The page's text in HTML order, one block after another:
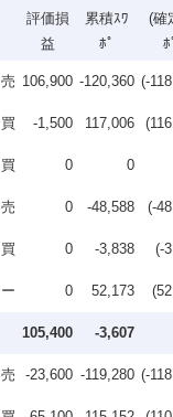
評価損
益
累積ｽﾜ
ﾎﾟ
(確
ﾎ
売 106,900 -120,360 (-
買 -1,500 117,006
買 0 0
売 0 -48,588 (-
買 0 -3,838 (-
ー 0 52,173
105,400 -3,607
売 -23,600 -119,280 (-